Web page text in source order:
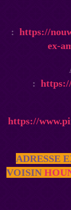
: https://
ex-
:
https://
ADRESSE
VOISIN